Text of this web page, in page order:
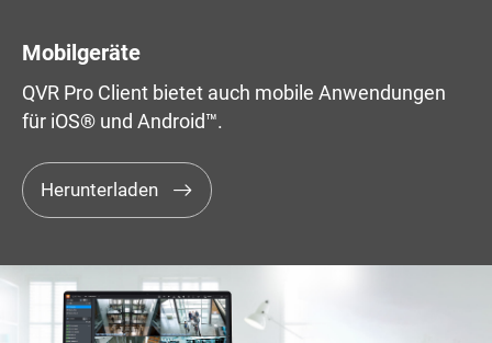
Mobilgeräte
QVR Pro Client bietet auch mobile Anwendungen
für iOS® und Android™.
Herunterladen